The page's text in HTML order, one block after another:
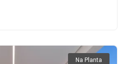
Na Planta